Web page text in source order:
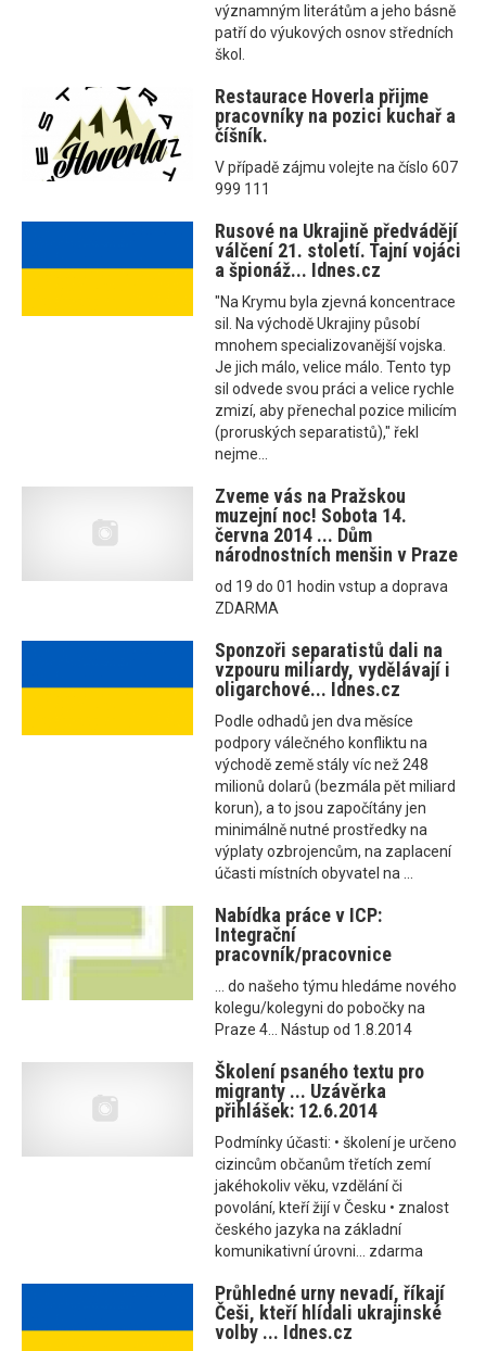
významným literátům a jeho básně
patří do výukových osnov středních
škol.
Restaurace Hoverla přijme
pracovníky na pozici kuchař a
číšník.
V případě zájmu volejte na číslo 607
999 111
Rusové na Ukrajině předvádějí
válčení 21. století. Tajní vojáci
a špionáž... Idnes.cz
"Na Krymu byla zjevná koncentrace
sil. Na východě Ukrajiny působí
mnohem specializovanější vojska.
Je jich málo, velice málo. Tento typ
sil odvede svou práci a velice rychle
zmizí, aby přenechal pozice milicím
(proruských separatistů)," řekl
nejme...
Zveme vás na Pražskou
muzejní noc! Sobota 14.
června 2014 ... Dům
národnostních menšin v Praze
od 19 do 01 hodin vstup a doprava
ZDARMA
Sponzoři separatistů dali na
vzpouru miliardy, vydělávají i
oligarchové... Idnes.cz
Podle odhadů jen dva měsíce
podpory válečného konfliktu na
východě země stály víc než 248
milionů dolarů (bezmála pět miliard
korun), a to jsou započítány jen
minimálně nutné prostředky na
výplaty ozbrojencům, na zaplacení
účasti místních obyvatel na ...
Nabídka práce v ICP:
Integrační
pracovník/pracovnice
... do našeho týmu hledáme nového
kolegu/kolegyni do pobočky na
Praze 4... Nástup od 1.8.2014
Školení psaného textu pro
migranty ... Uzávěrka
přihlášek: 12.6.2014
Podmínky účasti: • školení je určeno
cizincům občanům třetích zemí
jakéhokoliv věku, vzdělání či
povolání, kteří žijí v Česku • znalost
českého jazyka na základní
komunikativní úrovni... zdarma
Průhledné urny nevadí, říkají
Češi, kteří hlídali ukrajinské
volby ... Idnes.cz